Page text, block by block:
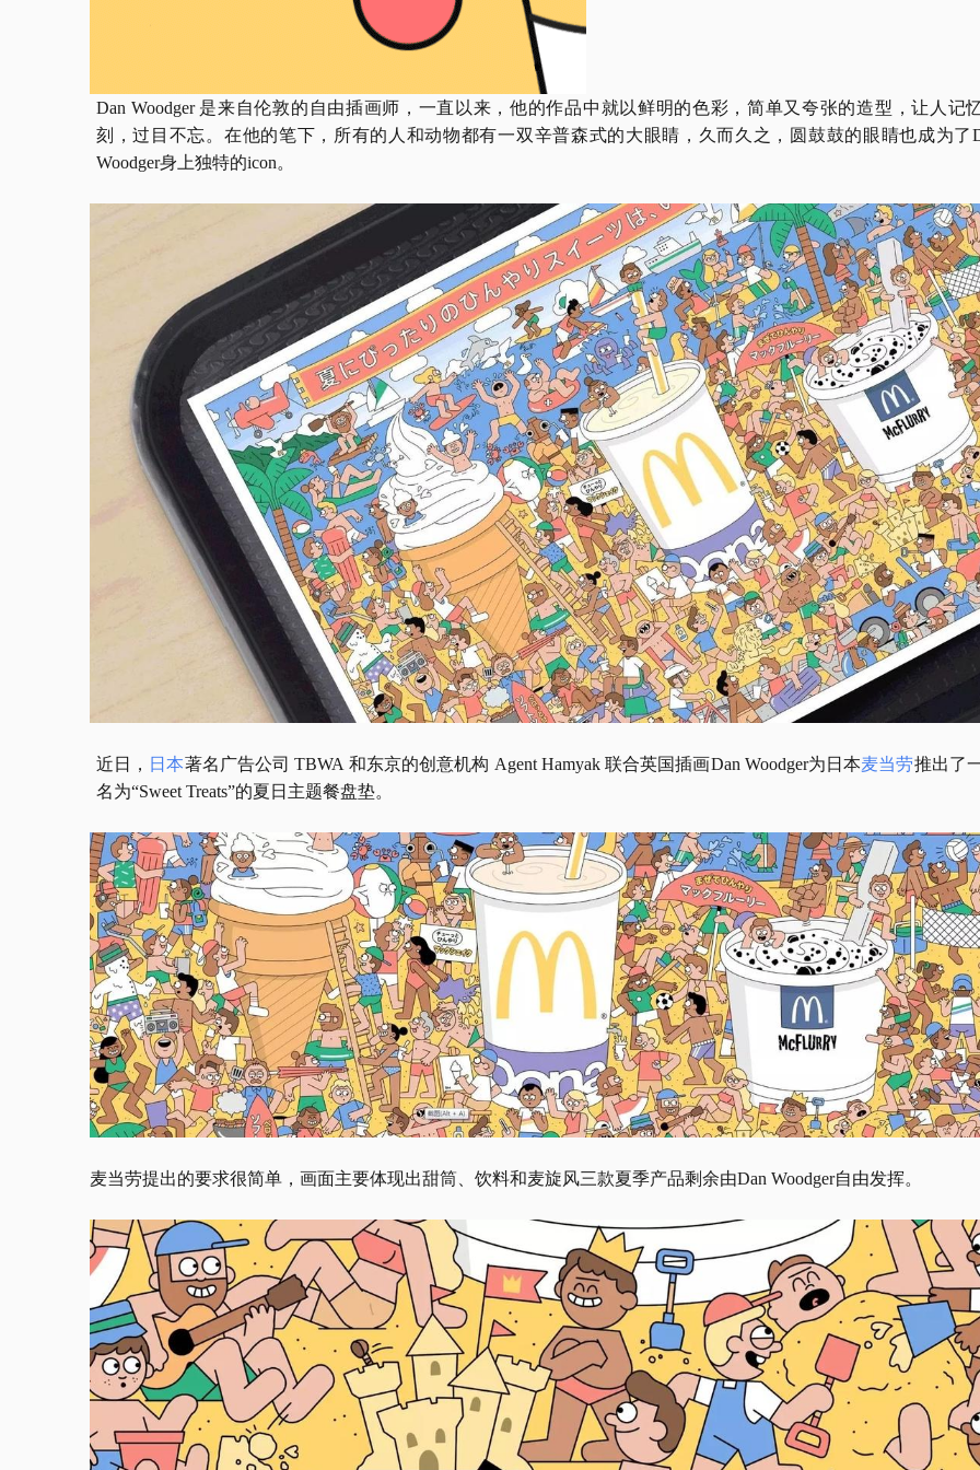
Dan Woodger 是来自伦敦的自由插画师，一直以来，他的作品中就以鲜明的色彩，简单又夸张的造型，让人记
刻，过目不忘。在他的笔下，所有的人和动物都有一双辛普森式的大眼睛，久而久之，圆鼓鼓的眼睛也成为了
Woodger身上独特的icon。
近日， 日本著名广告公司 TBWA 和东京的创意机构 Agent Hamyak 联合英国插画Dan Woodger为日本麦当劳推出了
名为“Sweet Treats”的夏日主题餐盘垫。
麦当劳提出的要求很简单，画面主要体现出甜筒、饮料和麦旋风三款夏季产品剩余由Dan Woodger自由发挥。